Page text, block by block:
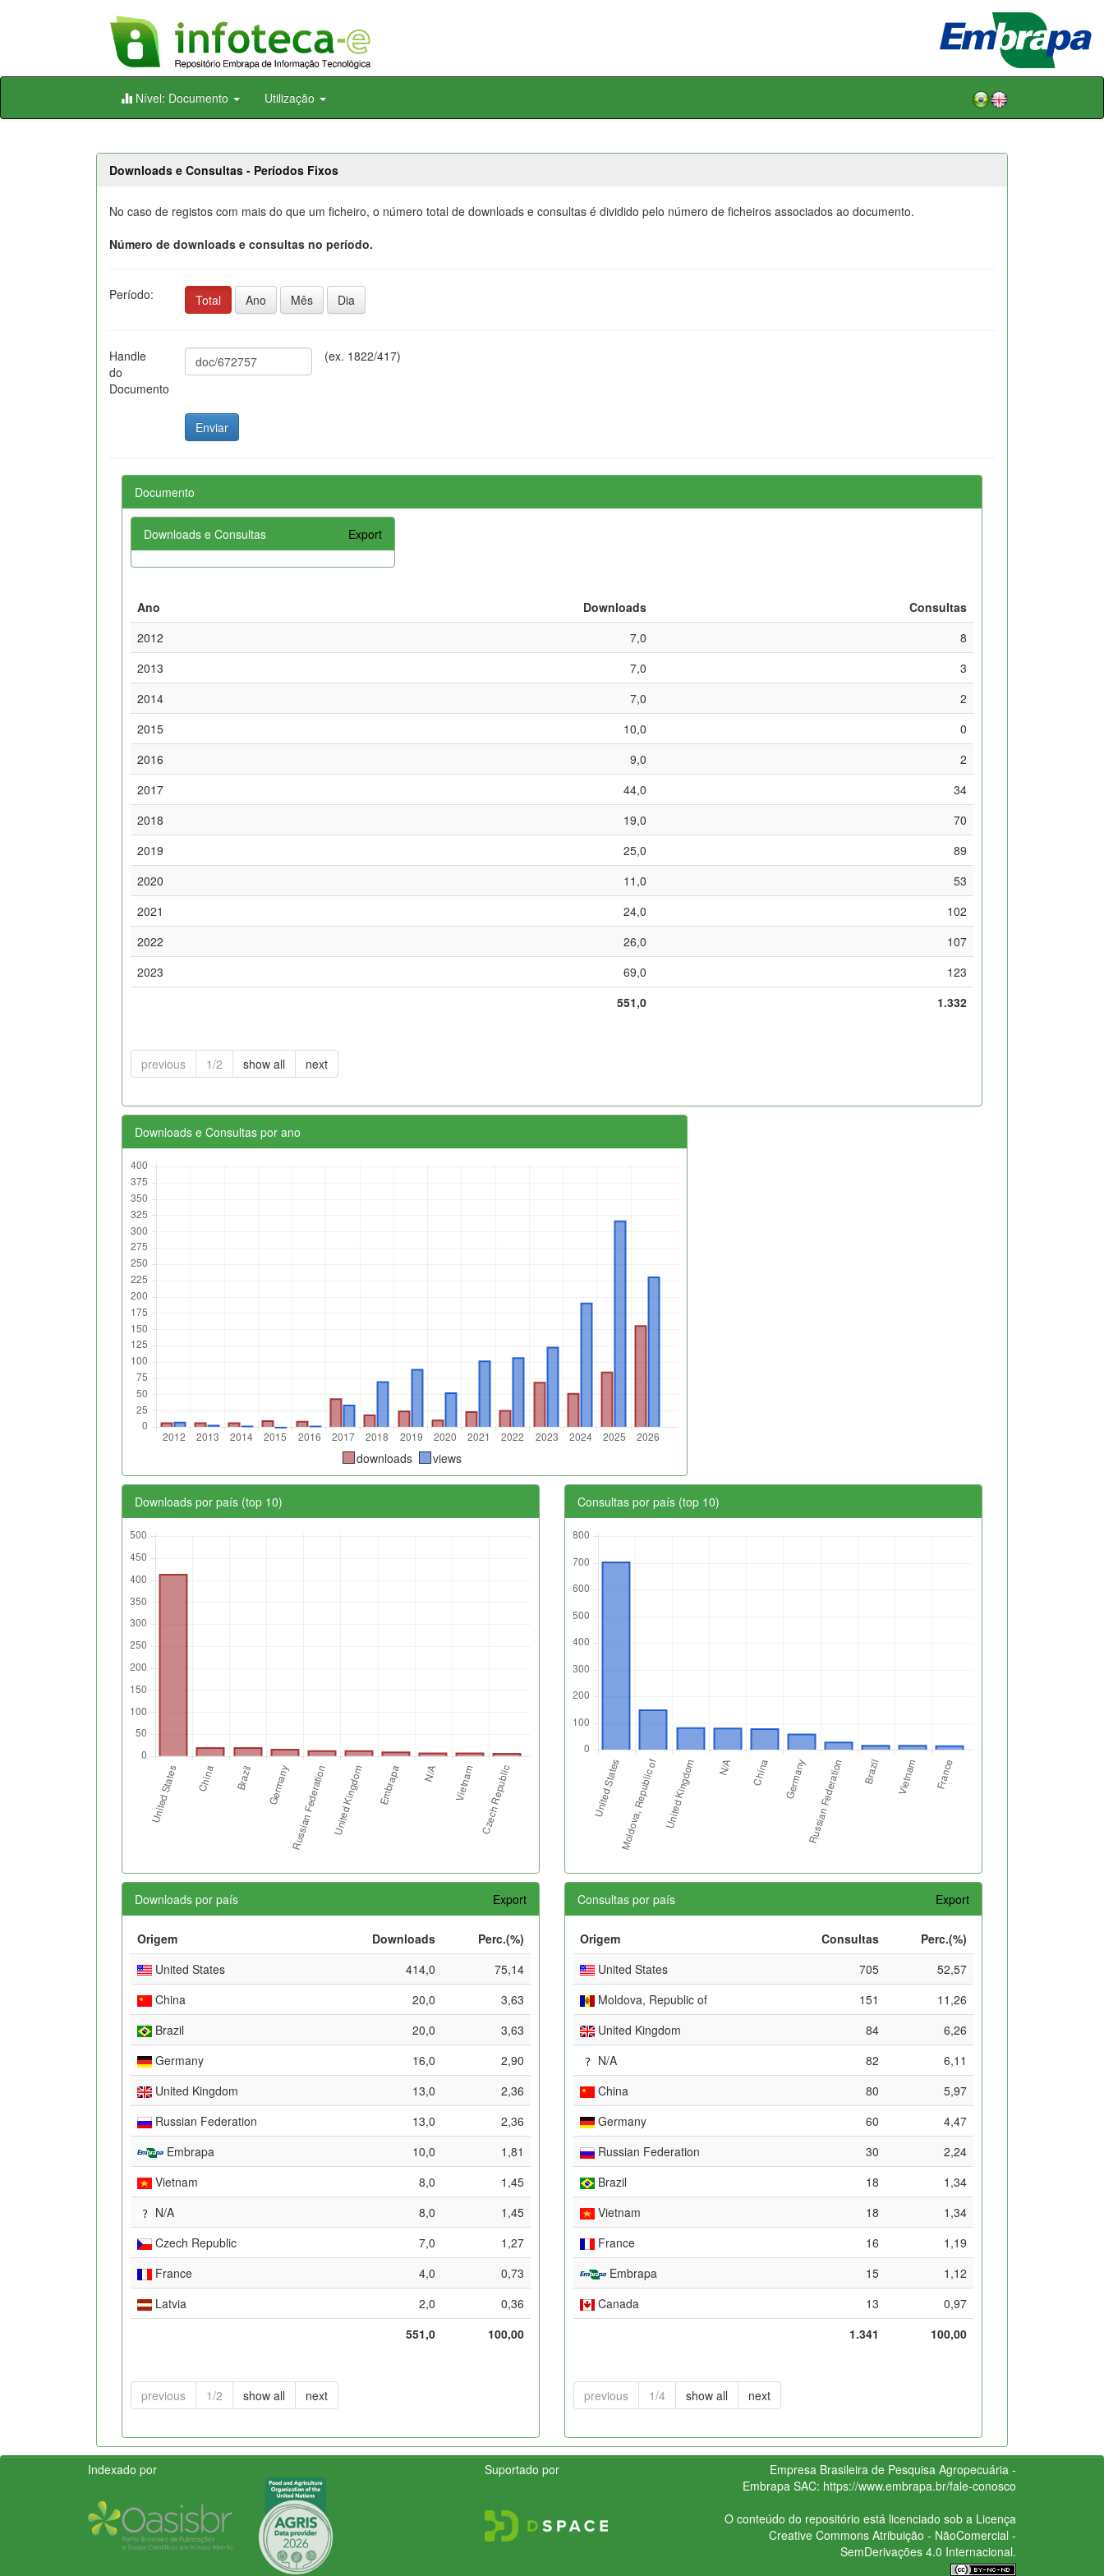
Skip
Nível: Documento Utilização
Downloads e Consultas - Períodos Fixos
No caso de registos com mais do que um ficheiro, o número total de downloads e consultas é dividido pelo número de ficheiros associados ao documento.
Número de downloads e consultas no período.
Período: Total Ano Mês Dia
Handle
do
Documento
(ex. 1822/417)
Documento
Downloads e Consultas Export
Ano Downloads
Consultas
2012
7,0
8
2013
7,0
3
2014
7,0
2
2015
10,0
0
2016
9,0
2
2017
44,0
34
2018
19,0
70
2019
25,0
89
2020
11,0
53
2021
24,0
102
2022
26,0
107
2023
69,0
123
551,0
1.332
previous 1/2 show all next
Downloads e Consultas por ano
downloads views
Downloads por país (top 10) Consultas por país (top 10)
Downloads por país Export
Origem Downloads
Perc.(%)
United States
414,0
75,14
China
20,0
3,63
Brazil
20,0
3,63
Germany
16,0
2,90
United Kingdom
13,0
2,36
Russian Federation
13,0
2,36
Embrapa
10,0
1,81
Vietnam
8,0
1,45
N/A
8,0
1,45
Czech Republic
7,0
1,27
France
4,0
0,73
Latvia
2,0
0,36
551,0
100,00
previous 1/2 show all next
Consultas por país Export
Origem Consultas
Perc.(%)
United States
705
52,57
Moldova, Republic of
151
11,26
United Kingdom
84
6,26
N/A
82
6,11
China
80
5,97
Germany
60
4,47
Russian Federation
30
2,24
Brazil
18
1,34
Vietnam
18
1,34
France
16
1,19
Embrapa
15
1,12
Canada
13
0,97
1.341
100,00
previous 1/4 show all next
Indexado por Suportado por
Empresa Brasileira de Pesquisa Agropecuária -
Embrapa SAC: https://www.embrapa.br/fale-conosco
O conteúdo do repositório está licenciado sob a Licença
Creative CommonsAtribuição - NãoComercial -
SemDerivações 4.0 Internacional.